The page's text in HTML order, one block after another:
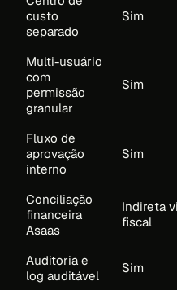
custo
separado
Sim
Multi-usuário
com
permissão
granular
Sim
Fluxo de
aprovação
interno
Sim
Conciliação
financeira
Asaas
Indireta
fiscal
Auditoria e
log auditável
Sim